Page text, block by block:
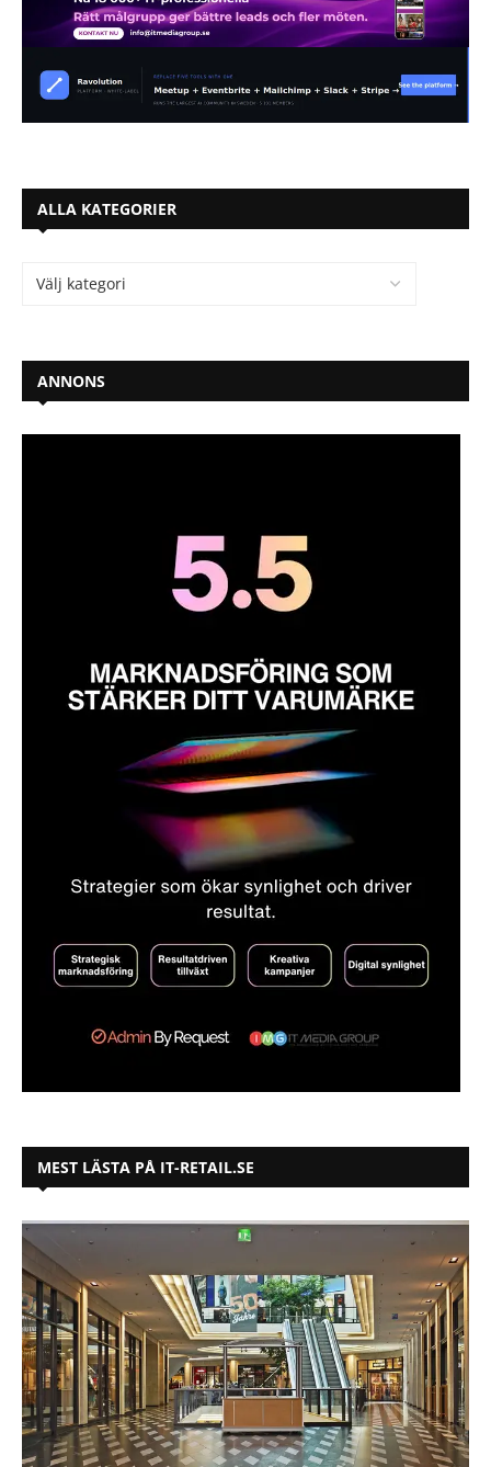
ALLA KATEGORIER
ANNONS
MEST LÄSTA PÅ IT-RETAIL.SE